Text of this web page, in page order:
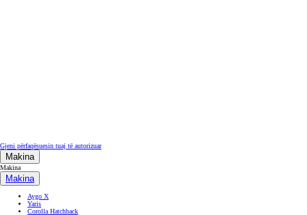
Gjeni përfaqësuesin tuaj të autorizuar
Makina
Makina
Makina
Aygo X
Yaris
Corolla Hatchback